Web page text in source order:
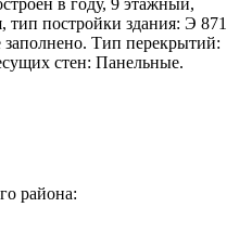
тип постройки здания: Э 871
Тип перекрытий:
стен: Панельные.
района: